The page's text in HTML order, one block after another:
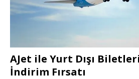
AJet ile Yurt Dışı
İndirim Fırsatı